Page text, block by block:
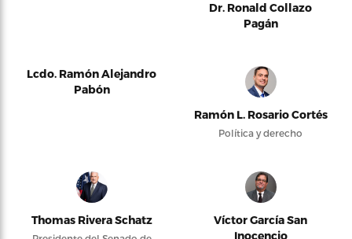
Dr. Ronald Collazo
Pagán
Lcdo. Ramón Alejandro
Pabón
Ramón L. Rosario Cortés
Política y derecho
Thomas Rivera Schatz
Víctor García San
Inocencio